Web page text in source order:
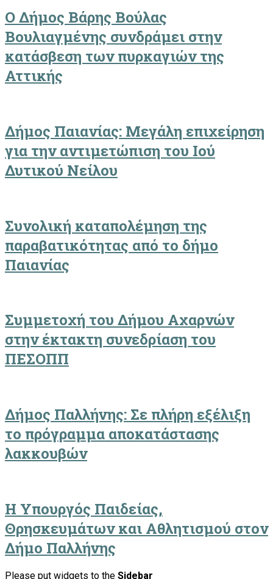
Ο Δήμος Βάρης Βούλας
Βουλιαγμένης συνδράμει στην
κατάσβεση των πυρκαγιών της
Αττικής
Δήμος Παιανίας: Μεγάλη επιχείρηση
για την αντιμετώπιση του Ιού
Δυτικού Νείλου
Συνολική καταπολέμηση της
παραβατικότητας από το δήμο
Παιανίας
Συμμετοχή του Δήμου Αχαρνών
στην έκτακτη συνεδρίαση του
ΠΕΣΟΠΠ
Δήμος Παλλήνης: Σε πλήρη εξέλιξη
το πρόγραμμα αποκατάστασης
λακκουβών
Η Υπουργός Παιδείας,
Θρησκευμάτων και Αθλητισμού στον
Δήμο Παλλήνης
Please put widgets to the Sidebar